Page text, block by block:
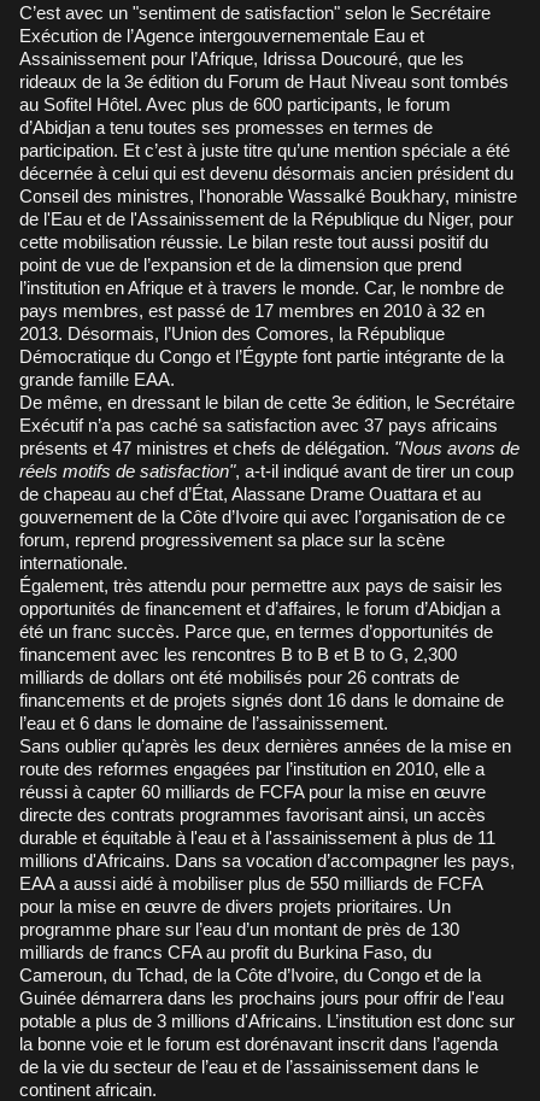
C’est avec un "sentiment de satisfaction" selon le Secrétaire
Exécution de l’Agence intergouvernementale Eau et
Assainissement pour l’Afrique, Idrissa Doucouré, que les
rideaux de la 3e édition du Forum de Haut Niveau sont tombés
au Sofitel Hôtel. Avec plus de 600 participants, le forum
d’Abidjan a tenu toutes ses promesses en termes de
participation. Et c’est à juste titre qu’une mention spéciale a été
décernée à celui qui est devenu désormais ancien président du
Conseil des ministres, l'honorable Wassalké Boukhary, ministre
de l'Eau et de l'Assainissement de la République du Niger, pour
cette mobilisation réussie. Le bilan reste tout aussi positif du
point de vue de l’expansion et de la dimension que prend
l’institution en Afrique et à travers le monde. Car, le nombre de
pays membres, est passé de 17 membres en 2010 à 32 en
2013. Désormais, l’Union des Comores, la République
Démocratique du Congo et l’Égypte font partie intégrante de la
grande famille EAA.
De même, en dressant le bilan de cette 3e édition, le Secrétaire
Exécutif n’a pas caché sa satisfaction avec 37 pays africains
présents et 47 ministres et chefs de délégation. "Nous avons de
réels motifs de satisfaction", a-t-il indiqué avant de tirer un coup
de chapeau au chef d’État, Alassane Drame Ouattara et au
gouvernement de la Côte d’Ivoire qui avec l’organisation de ce
forum, reprend progressivement sa place sur la scène
internationale.
Également, très attendu pour permettre aux pays de saisir les
opportunités de financement et d’affaires, le forum d’Abidjan a
été un franc succès. Parce que, en termes d’opportunités de
financement avec les rencontres B to B et B to G, 2,300
milliards de dollars ont été mobilisés pour 26 contrats de
financements et de projets signés dont 16 dans le domaine de
l’eau et 6 dans le domaine de l’assainissement.
Sans oublier qu’après les deux dernières années de la mise en
route des reformes engagées par l’institution en 2010, elle a
réussi à capter 60 milliards de FCFA pour la mise en œuvre
directe des contrats programmes favorisant ainsi, un accès
durable et équitable à l'eau et à l'assainissement à plus de 11
millions d'Africains. Dans sa vocation d’accompagner les pays,
EAA a aussi aidé à mobiliser plus de 550 milliards de FCFA
pour la mise en œuvre de divers projets prioritaires. Un
programme phare sur l’eau d’un montant de près de 130
milliards de francs CFA au profit du Burkina Faso, du
Cameroun, du Tchad, de la Côte d’Ivoire, du Congo et de la
Guinée démarrera dans les prochains jours pour offrir de l'eau
potable a plus de 3 millions d'Africains. L’institution est donc sur
la bonne voie et le forum est dorénavant inscrit dans l’agenda
de la vie du secteur de l’eau et de l’assainissement dans le
continent africain.